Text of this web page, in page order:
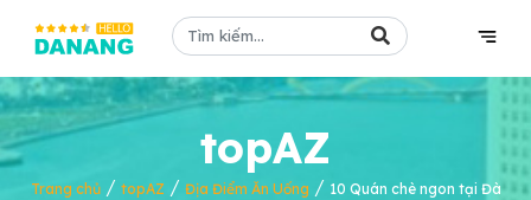
topAZ
Trang chủ/ topAZ / Địa Điểm Ăn Uống / 10 Quán chè ngon tại Đà